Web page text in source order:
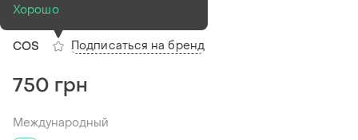
Кардиган cos
COS
Хорошо
Подписаться на бренд
750 грн
Международный